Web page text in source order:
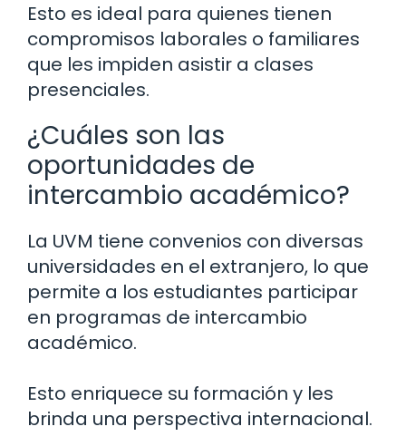
Esto es ideal para quienes tienen
compromisos laborales o familiares
que les impiden asistir a clases
presenciales.
¿Cuáles son las
oportunidades de
intercambio académico?
La UVM tiene convenios con diversas
universidades en el extranjero, lo que
permite a los estudiantes participar
en programas de intercambio
académico.
Esto enriquece su formación y les
brinda una perspectiva internacional.